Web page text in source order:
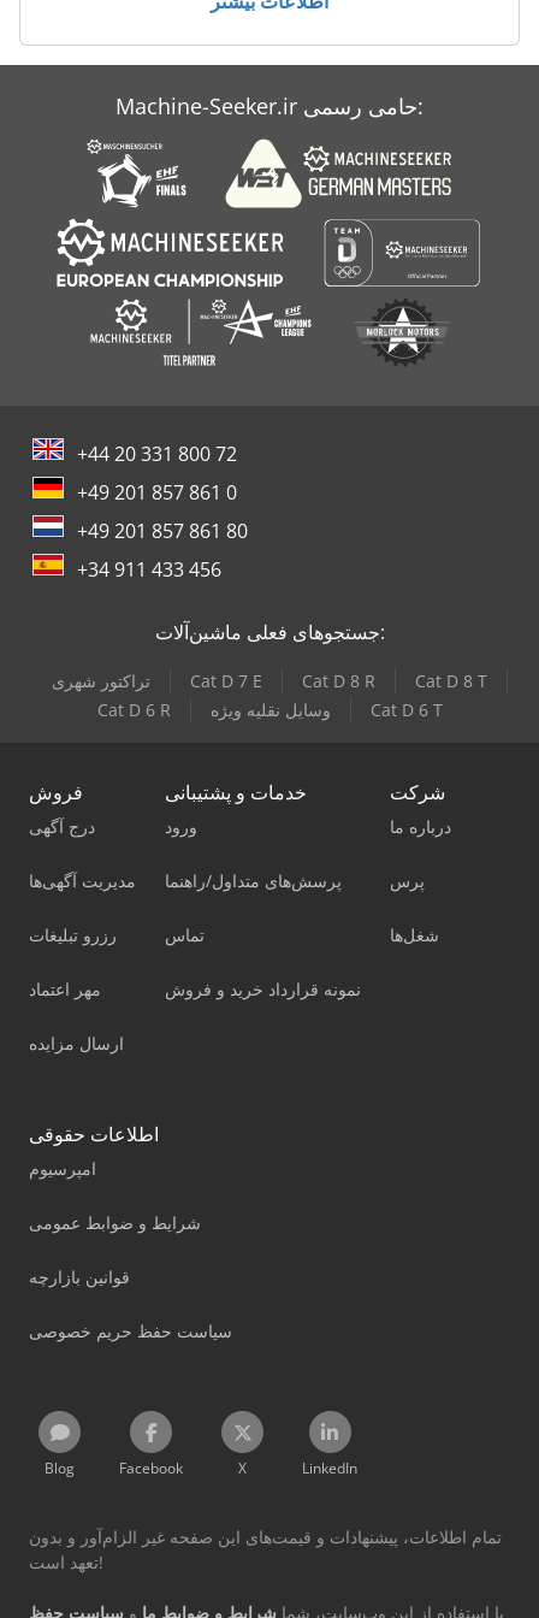
Case Ih 9370
Case Ih Maxxum 5140
Case Ih Stx 530
Machine-Seeker.ir حامی رسمی:
+44 20 331 800 72
+49 201 857 861 0
+49 201 857 861 80
+34 911 433 456
جستجوهای فعلی ماشین‌آلات:
تراکتور شهری Cat D 7 E Cat D 8 R
Cat D 8 T
Cat D 6 R
وسایل نقلیه ویژه Cat D 6 T
فروش
درج آگهی
مدیریت آگهی‌ها
رزرو تبلیغات
مهر اعتماد
ارسال مزایده
خدمات و پشتیبانی
ورود
پرسش‌های متداول/راهنما
تماس
نمونه قرارداد خرید و فروش
شرکت
درباره ما
پرس
شغل‌ها
اطلاعات حقوقی
امپرسیوم
شرایط و ضوابط عمومی
قوانین بازارچه
سیاست حفظ حریم خصوصی
Blog Facebook X LinkedIn
تمام اطلاعات، پیشنهادات و قیمت‌های این صفحه غیر الزام‌آور و بدون
تعهد است!
با استفاده از این وب‌سایت، شما شرایط و ضوابط ما و سیاست حفظ